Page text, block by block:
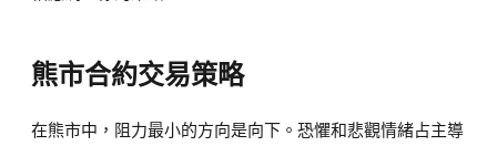
熊市合約交易策略
在熊市中，阻力最小的方向是向下。恐懼和悲觀情緒占主導